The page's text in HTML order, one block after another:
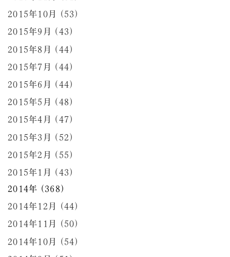
2015年10月 (53)
2015年9月 (43)
2015年8月 (44)
2015年7月 (44)
2015年6月 (44)
2015年5月 (48)
2015年4月 (47)
2015年3月 (52)
2015年2月 (55)
2015年1月 (43)
2014年 (368)
2014年12月 (44)
2014年11月 (50)
2014年10月 (54)